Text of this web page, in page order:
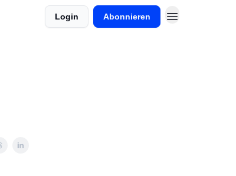
Login Abonnieren